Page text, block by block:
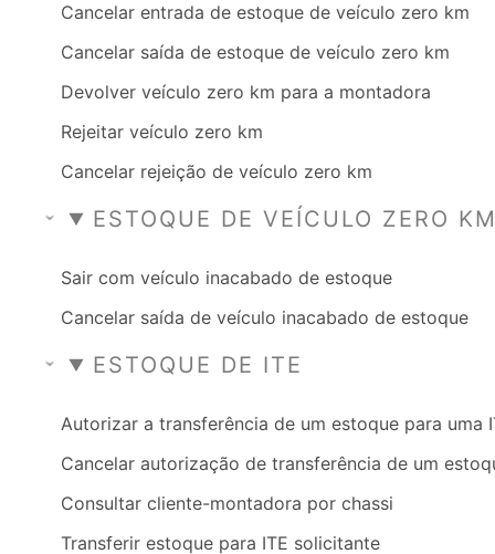
Cancelar entrada de estoque de veículo zero km
Cancelar saída de estoque de veículo zero km
Devolver veículo zero km para a montadora
Rejeitar veículo zero km
Cancelar rejeição de veículo zero km
ESTOQUE DE VEÍCULO ZERO
Sair com veículo inacabado de estoque
Cancelar saída de veículo inacabado de estoque
ESTOQUE DE ITE
Autorizar a transferência de um estoque para uma
Cancelar autorização de transferência de um
Consultar cliente-montadora por chassi
Transferir estoque para ITE solicitante